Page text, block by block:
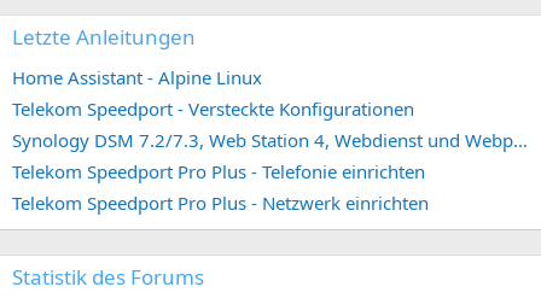
Letzte Anleitungen
Home Assistant - Alpine Linux
Telekom Speedport - Versteckte Konfigurationen
Synology DSM 7.2/7.3, Web Station 4, Webdienst und Webportal erstellen (ehemals vHost)
Telekom Speedport Pro Plus - Telefonie einrichten
Telekom Speedport Pro Plus - Netzwerk einrichten
Statistik des Forums